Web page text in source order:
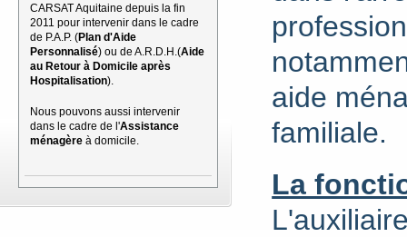
CARSAT Aquitaine depuis la fin
2011 pour intervenir dans le cadre
de P.A.P. (Plan d'Aide
Personnalisé) ou de A.R.D.H.(Aide
au Retour à Domicile après
Hospitalisation).
Nous pouvons aussi intervenir
dans le cadre de l'Assistance
ménagère à domicile.
aide
familiale.
La